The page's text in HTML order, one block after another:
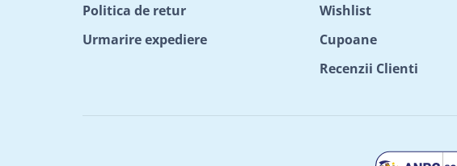
Politica de retur
Urmarire expediere
Wishlist
Cupoane
Recenzii Clienti